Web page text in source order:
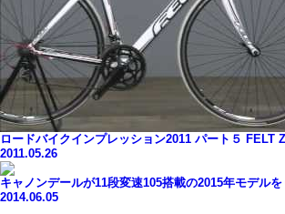
ロードバイクインプレッション2011 パート５ FELT
2011.05.26
キャノンデールが11段変速105搭載の2015年モデル
2014.06.05